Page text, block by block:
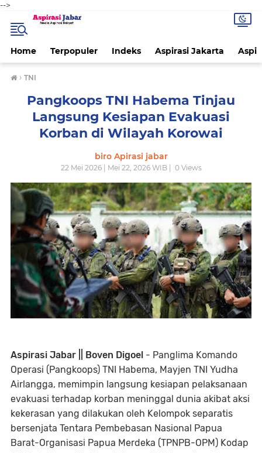
-->
Home Terpopuler Indeks Aspirasi Jakarta
› TNI
Pangkoops TNI Habema Tinjau
Langsung Kesiapan Evakuasi
Korban di Wilayah Korowai
biro Apirasi jabar
22 Mei 2026 | Mei 22, 2026 WIB | 0Views
Aspirasi Jabar || Boven Digoel - Panglima Komando
Operasi (Pangkoops) TNI Habema, Mayjen TNI Yudha
Airlangga, memimpin langsung kesiapan pelaksanaan
evakuasi terhadap korban meninggal dunia akibat aksi
kekerasan yang dilakukan oleh Kelompok separatis
bersenjata Tentara Pembebasan Nasional Papua
Barat-Organisasi Papua Merdeka (TPNPB-OPM) Kodap